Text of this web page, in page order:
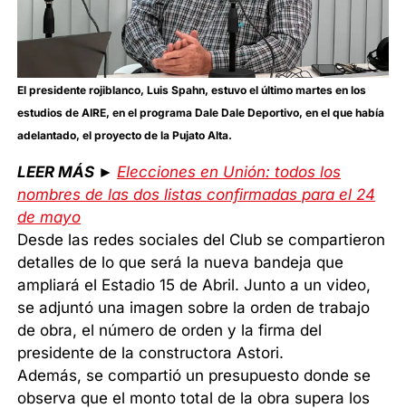
El presidente rojiblanco, Luis Spahn, estuvo el último martes en los
estudios de AIRE, en el programa Dale Dale Deportivo, en el que había
adelantado, el proyecto de la Pujato Alta.
LEER MÁS ► Elecciones en Unión: todos los
nombres de las dos listas confirmadas para el 24
de mayo
Desde las redes sociales del Club se compartieron
detalles de lo que será la nueva bandeja que
ampliará el Estadio 15 de Abril. Junto a un video,
se adjuntó una imagen sobre la orden de trabajo
de obra, el número de orden y la firma del
presidente de la constructora Astori.
Además, se compartió un presupuesto donde se
observa que el monto total de la obra supera los